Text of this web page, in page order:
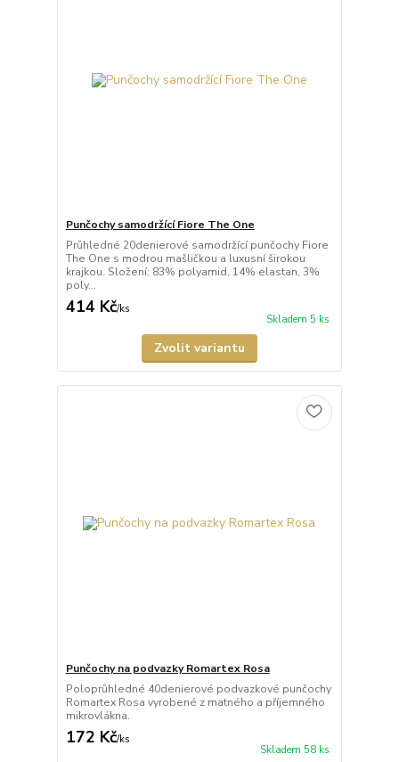
Punčochy samodržící Fiore The One
Průhledné 20denierové samodržící punčochy Fiore
The One s modrou mašličkou a luxusní širokou
krajkou. Složení: 83% polyamid, 14% elastan, 3%
poly...
414 Kč/ks
Skladem 5 ks
Zvolit variantu
Punčochy na podvazky Romartex Rosa
Poloprůhledné 40denierové podvazkové punčochy
Romartex Rosa vyrobené z matného a příjemného
mikrovlákna.
172 Kč/ks
Skladem 58 ks